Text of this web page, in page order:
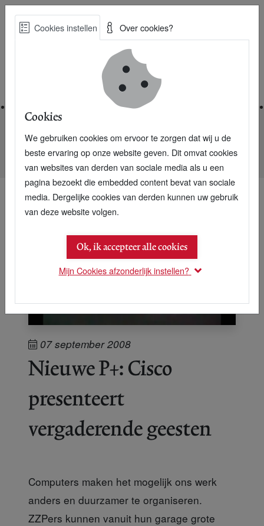
Skip
Best Practices voor een duurzame toekomst
Nieuwsarchief
Nieuwe P+: Cisco presenteert vergaderende geesten
07 september 2008
Nieuwe P+: Cisco
presenteert
vergaderende geesten
Computers maken het mogelijk ons werk
anders en duurzamer te organiseren.
ZZPers kunnen vanuit hun garage grote
Cookies instellen Over cookies?
Cookies
We gebruiken cookies om ervoor te zorgen dat wij u de
beste ervaring op onze website geven. Dit omvat cookies
van websites van derden van sociale media als u een
pagina bezoekt die embedded content bevat van sociale
media. Dergelijke cookies van derden kunnen uw gebruik
van deze website volgen.
Ok, ik accepteer alle cookies
Mijn Cookies afzonderlijk instellen?